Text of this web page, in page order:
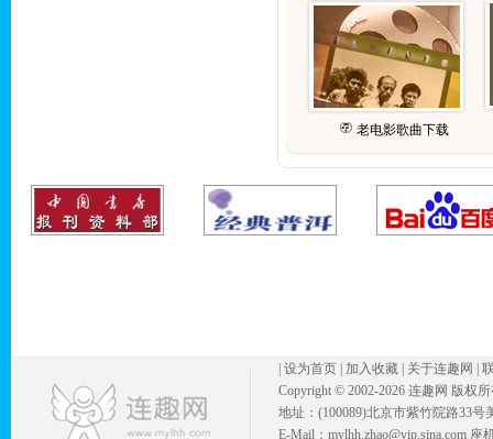
老电影歌曲下载
设为首页 加入收藏 关于连趣网
Copyright © 2002-2026 连趣网 版权
地址：(100089)北京市紫竹院路33号
E-Mail：mylhh.zhao@vip.sina.com